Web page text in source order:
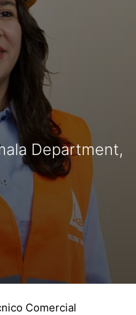
Department,
Comercial